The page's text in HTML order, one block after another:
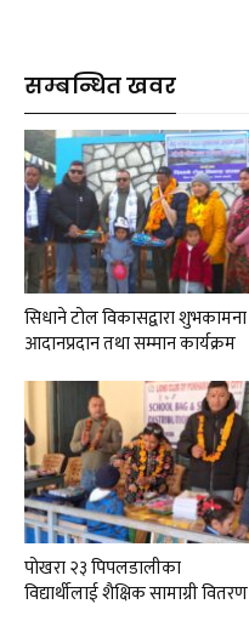
सम्बन्धित खवर
सिधाने टोल विकासद्वारा शुभकामना
आदानप्रदान तथा सम्मान कार्यक्रम
पोखरा २३ पिपलडालीका
विद्यार्थीलाई शैक्षिक सामाग्री वितरण